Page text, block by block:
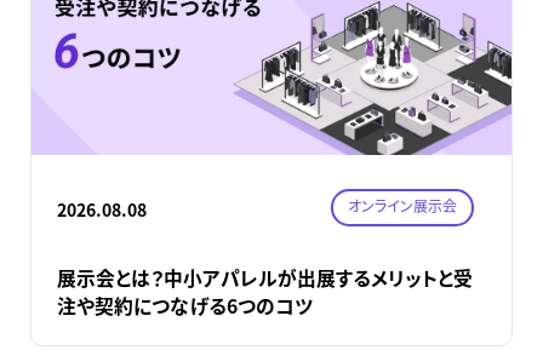
2026.08.08 オンライン展示会
展示会とは？中小アパレルが出展するメリットと受
注や契約につなげる6つのコツ